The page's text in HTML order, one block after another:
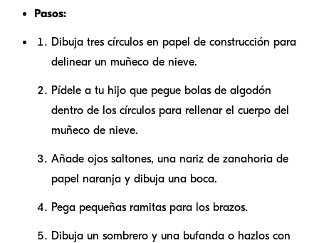
Pasos:
Dibuja tres círculos en papel de construcción para
delinear un muñeco de nieve.
Pídele a tu hijo que pegue bolas de algodón
dentro de los círculos para rellenar el cuerpo del
muñeco de nieve.
Añade ojos saltones, una nariz de zanahoria de
papel naranja y dibuja una boca.
Pega pequeñas ramitas para los brazos.
Dibuja un sombrero y una bufanda o hazlos con